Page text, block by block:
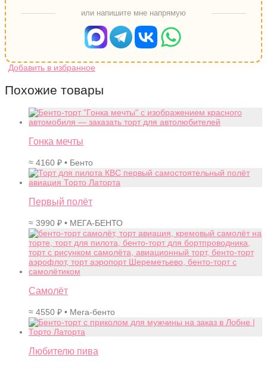
или напишите мне напрямую
Похожие товары
Гонка мечты
≈ 4160 ₽ • Бенто
Первый полёт
≈ 3990 ₽ • МЕГА-БЕНТО
Самолёт
≈ 4550 ₽ • Мега-бенто
Любителю пива